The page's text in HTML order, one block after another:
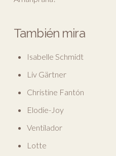
También mira
Isabelle Schmidt
Liv Gärtner
Christine Fantón
Elodie-Joy
Ventilador
Lotte